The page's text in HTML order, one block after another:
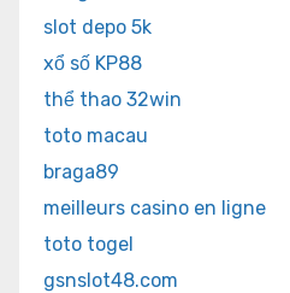
slot depo 5k
xổ số KP88
thể thao 32win
toto macau
braga89
meilleurs casino en ligne
toto togel
gsnslot48.com